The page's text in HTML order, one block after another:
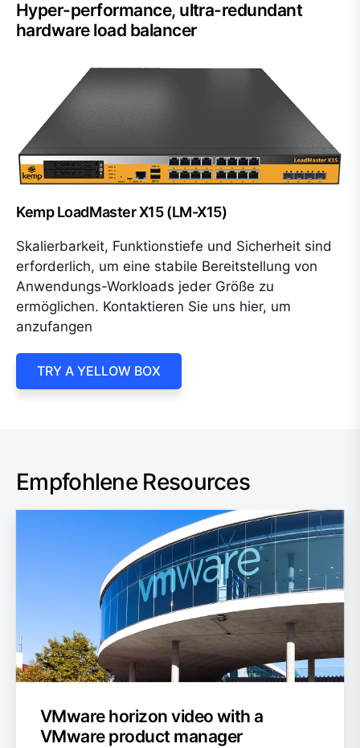
Hyper-performance, ultra-redundant
hardware load balancer
Kemp LoadMaster X15 (LM-X15)
Skalierbarkeit, Funktionstiefe und Sicherheit sind
erforderlich, um eine stabile Bereitstellung von
Anwendungs-Workloads jeder Größe zu
ermöglichen. Kontaktieren Sie uns hier, um
anzufangen
TRY A YELLOW BOX
Empfohlene Resources
VMware horizon video with a
VMware product manager